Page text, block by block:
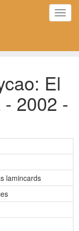
El
2002 -
lamincards